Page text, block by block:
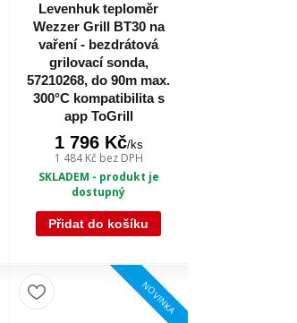
Levenhuk teploměr
Wezzer Grill BT30 na
vaření - bezdrátová
grilovací sonda,
57210268, do 90m max.
300°C kompatibilita s
app ToGrill
1 796 Kč/ks
1 484 Kč bez DPH
SKLADEM - produkt je
dostupný
Přidat do košíku
NOVINKA